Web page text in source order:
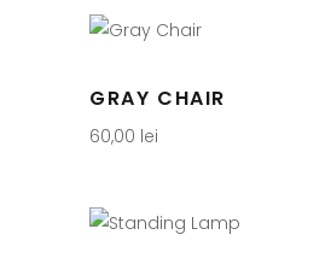
GRAY CHAIR
60,00 lei